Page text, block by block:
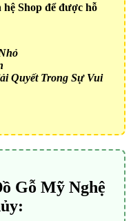
Shop để được hỗ
Quyết Trong Sự Vui
Gỗ Mỹ Nghệ